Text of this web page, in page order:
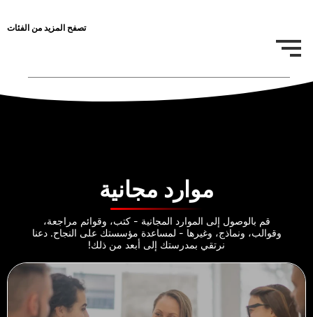
تصفح المزيد من الفئات
موارد مجانية
قم بالوصول إلى الموارد المجانية - كتب، وقوائم مراجعة،
وقوالب، ونماذج، وغيرها - لمساعدة مؤسستك على النجاح. دعنا
نرتقي بمدرستك إلى أبعد من ذلك!